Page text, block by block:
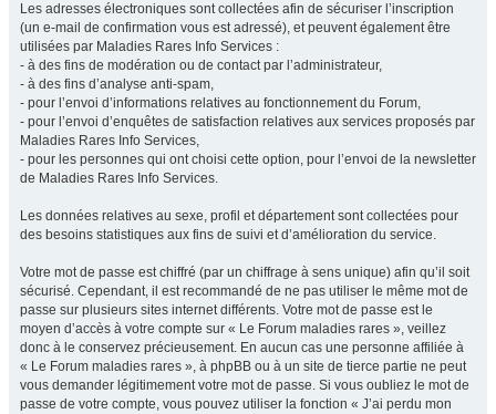
Les adresses électroniques sont collectées afin de sécuriser l’inscription
(un e-mail de confirmation vous est adressé), et peuvent également être
utilisées par Maladies Rares Info Services :
- à des fins de modération ou de contact par l’administrateur,
- à des fins d’analyse anti-spam,
- pour l’envoi d’informations relatives au fonctionnement du Forum,
- pour l’envoi d’enquêtes de satisfaction relatives aux services proposés par
Maladies Rares Info Services,
- pour les personnes qui ont choisi cette option, pour l’envoi de la newsletter
de Maladies Rares Info Services.
Les données relatives au sexe, profil et département sont collectées pour
des besoins statistiques aux fins de suivi et d’amélioration du service.
Votre mot de passe est chiffré (par un chiffrage à sens unique) afin qu’il soit
sécurisé. Cependant, il est recommandé de ne pas utiliser le même mot de
passe sur plusieurs sites internet différents. Votre mot de passe est le
moyen d’accès à votre compte sur « Le Forum maladies rares », veillez
donc à le conservez précieusement. En aucun cas une personne affiliée à
« Le Forum maladies rares », à phpBB ou à un site de tierce partie ne peut
vous demander légitimement votre mot de passe. Si vous oubliez le mot de
passe de votre compte, vous pouvez utiliser la fonction « J’ai perdu mon